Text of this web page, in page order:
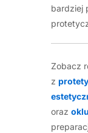
bardziej
Zobacz
z
oraz